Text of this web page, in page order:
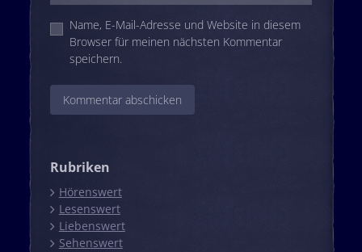
Name, E-Mail-Adresse und Website in diesem
Browser für meinen nächsten Kommentar
speichern.
Rubriken
Hörenswert
Lesenswert
Liebenswert
Sehenswert